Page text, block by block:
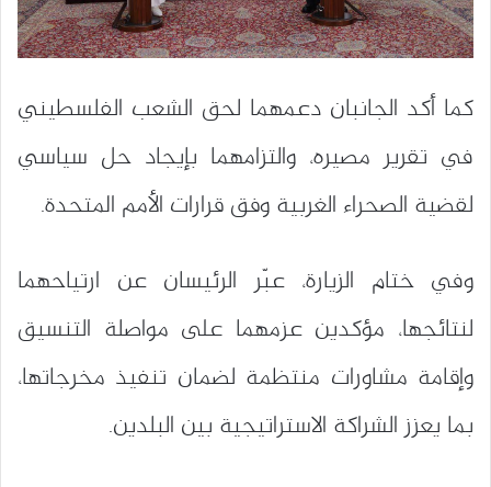
كما أكد الجانبان دعمهما لحق الشعب الفلسطيني
في تقرير مصيره، والتزامهما بإيجاد حل سياسي
لقضية الصحراء الغربية وفق قرارات الأمم المتحدة.
وفي ختام الزيارة، عبّر الرئيسان عن ارتياحهما
لنتائجها، مؤكدين عزمهما على مواصلة التنسيق
وإقامة مشاورات منتظمة لضمان تنفيذ مخرجاتها،
بما يعزز الشراكة الاستراتيجية بين البلدين.